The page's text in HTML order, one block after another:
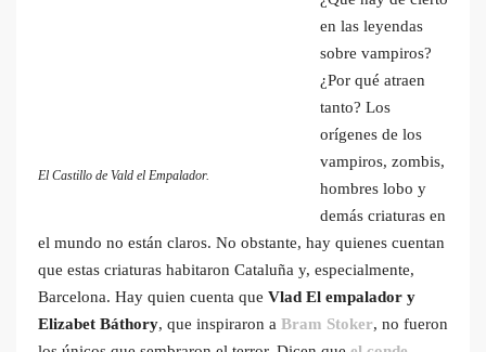
El Castillo de Vald el Empalador.
en las leyendas
sobre vampiros?
¿Por qué atraen
tanto? Los
orígenes de los
vampiros, zombis,
hombres lobo y
demás criaturas en
el mundo no están claros. No obstante, hay quienes cuentan
que estas criaturas habitaron Cataluña y, especialmente,
Barcelona. Hay quien cuenta que Vlad El empalador y
Elizabet Báthory, que inspiraron a Bram Stoker, no fueron